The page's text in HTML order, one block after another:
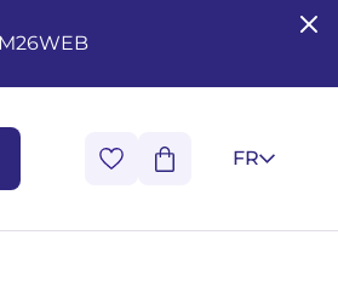
FR